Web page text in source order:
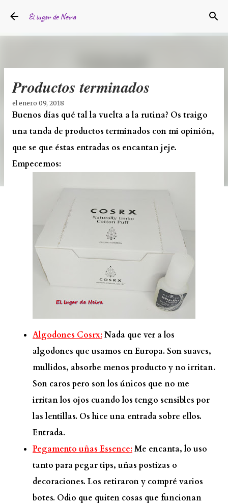
El lugar de Neira
Productos terminados
el enero 09, 2018
Buenos días qué tal la vuelta a la rutina? Os traigo
una tanda de productos terminados con mi opinión,
que se que éstas entradas os encantan jeje.
Empecemos:
Algodones Cosrx: Nada que ver a los
algodones que usamos en Europa. Son suaves,
mullidos, absorbe menos producto y no irritan.
Son caros pero son los únicos que no me
irritan los ojos cuando los tengo sensibles por
las lentillas. Os hice una entrada sobre ellos.
Entrada.
Pegamento uñas Essence: Me encanta, lo uso
tanto para pegar tips, uñas postizas o
decoraciones. Los retiraron y compré varios
botes. Odio que quiten cosas que funcionan